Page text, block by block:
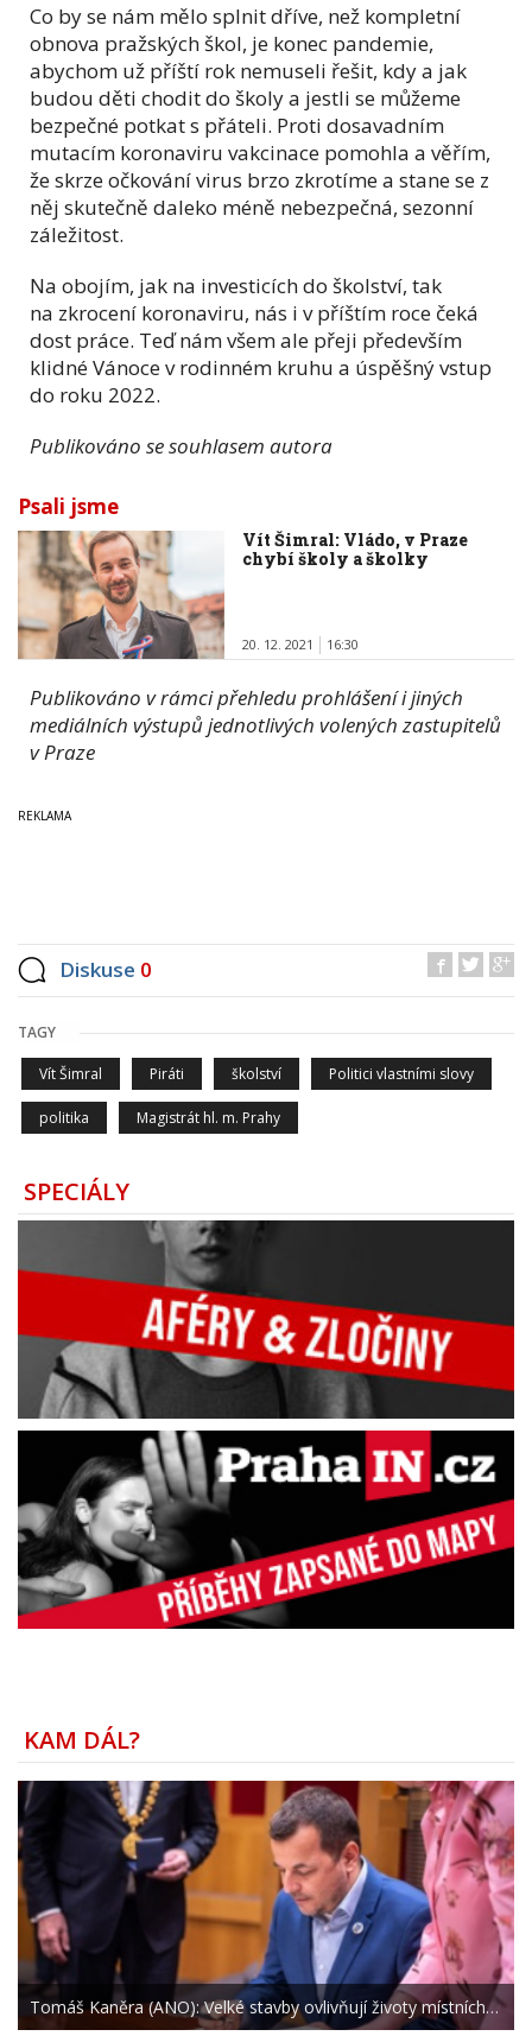
Co by se nám mělo splnit dříve, než kompletní
obnova pražských škol, je konec pandemie,
abychom už příští rok nemuseli řešit, kdy a jak
budou děti chodit do školy a jestli se můžeme
bezpečné potkat s přáteli. Proti dosavadním
mutacím koronaviru vakcinace pomohla a věřím,
že skrze očkování virus brzo zkrotíme a stane se z
něj skutečně daleko méně nebezpečná, sezonní
záležitost.
Na obojím, jak na investicích do školství, tak
na zkrocení koronaviru, nás i v příštím roce čeká
dost práce. Teď nám všem ale přeji především
klidné Vánoce v rodinném kruhu a úspěšný vstup
do roku 2022.
Publikováno se souhlasem autora
Psali jsme
Vít Šimral: Vládo, v Praze
chybí školy a školky
20. 12. 2021 16:30
Publikováno v rámci přehledu prohlášení i jiných
mediálních výstupů jednotlivých volených zastupitelů
v Praze
Diskuse 0
TAGY
Vít Šimral Piráti školství Politici vlastními slovy
politika Magistrát hl. m. Prahy
SPECIÁLY
KAM DÁL?
Tomáš Kaněra (ANO): Velké stavby ovlivňují životy místních…